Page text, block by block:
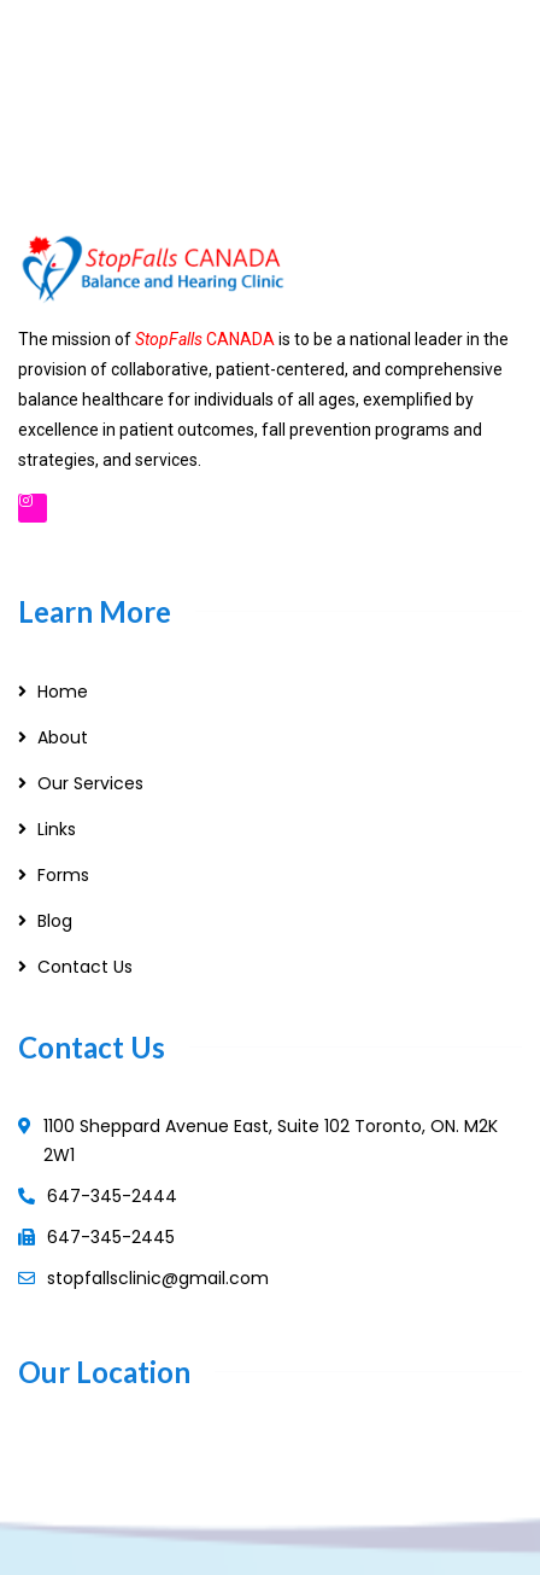
The mission ofStopFallsCANADA is to be a national leader in the
provision of collaborative, patient-centered, and comprehensive
balance healthcare for individuals of all ages, exemplified by
excellence in patient outcomes, fall prevention programs and
strategies, and services.
Learn More
Home
About
Our Services
Links
Forms
Blog
Contact Us
Contact Us
1100 Sheppard Avenue East, Suite 102 Toronto, ON. M2K
2W1
647-345-2444
647-345-2445
stopfallsclinic@gmail.com
Our Location